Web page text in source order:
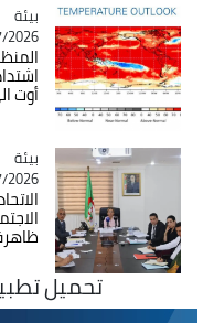
Catégorie
بيئة
- 22:35
أوت
Catégorie
بيئة
- 09:40
ظاهرة
تحميل تطبيق